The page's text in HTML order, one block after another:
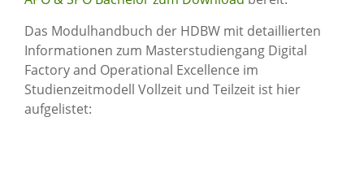
Das Modulhandbuch der HDBW mit detaillierten
Informationen zum Masterstudiengang Digital
Factory and Operational Excellence im
Studienzeitmodell Vollzeit und Teilzeit ist hier
aufgelistet: